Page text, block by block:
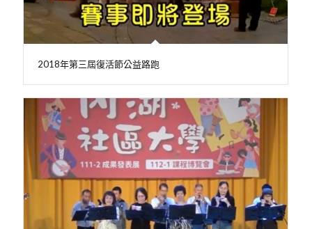
2018年第三屆復活節公益路跑